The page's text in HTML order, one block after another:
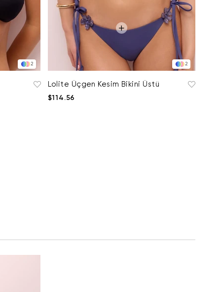
2 2
Lolite Üçgen Kesim Bikini Üstü
$114.56